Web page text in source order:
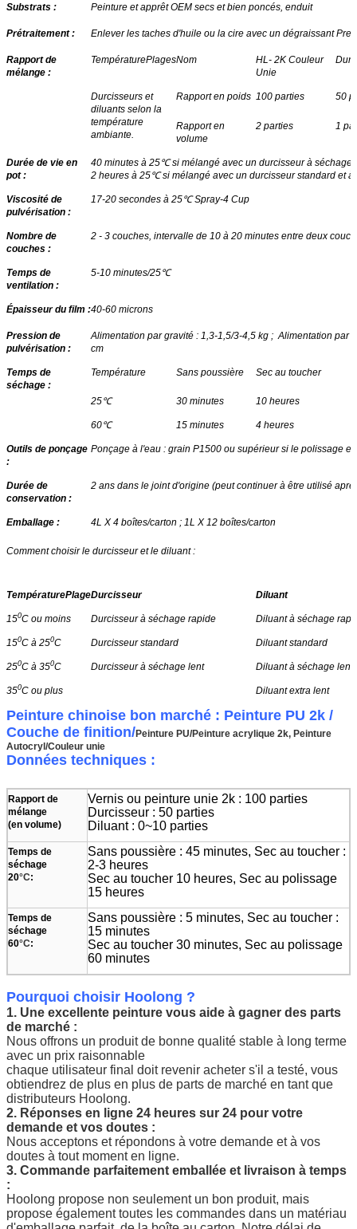
Substrats : Peinture et apprêt OEM secs et bien poncés, enduit
Prétraitement : Enlever les taches d'huile ou la cire avec un dégraissant
Rapport de
mélange :
TempératurePlagesNom
HL- 2K Couleur
Unie
Durcisseurs et
diluants selon la
température
ambiante.
Rapport en poids 100 parties 50
Rapport en
volume
2 parties 1
Durée de vie en
pot :
40 minutes à 25℃si mélangé avec un durcisseur à séchage
2 heures à 25℃si mélangé avec un durcisseur standard et à
Viscosité de
pulvérisation :
17-20 secondes à 25℃Spray-4 Cup
Nombre de
couches :
2 - 3 couches, intervalle de 10 à 20 minutes entre deux
Temps de
ventilation :
5-10 minutes/25℃
Épaisseur du film :40-60 microns
Pression de
pulvérisation :
Alimentation par gravité : 1,3-1,5/3-4,5 kg ; Alimentation par
cm
Temps de
séchage :
Température Sans poussière Sec au toucher
25℃ 30 minutes 10 heures
60℃ 15 minutes 4 heures
Outils de ponçage
:
Ponçage à l'eau : grain P1500 ou supérieur si le polissage
Durée de
conservation :
2 ans dans le joint d'origine (peut continuer à être utilisé
Emballage : 4L X 4 boîtes/carton ; 1L X 12 boîtes/carton
Comment choisir le durcisseur et le diluant :
TempératurePlageDurcisseur Diluant
150C ou moins Durcisseur à séchage rapide Diluant à séchage
150C à 250C Durcisseur standard Diluant standard
250C à 350C Durcisseur à séchage lent Diluant à séchage lent
350C ou plus Diluant extra lent
Peinture chinoise bon marché : Peinture PU 2k /
Couche de finition/Peinture PU/Peinture acrylique 2k, Peinture
Autocryl/Couleur unie
Données techniques :
Rapport de
mélange
(en volume)
Vernis ou peinture unie 2k : 100 parties
Durcisseur : 50 parties
Diluant : 0~10 parties
Temps de
séchage
20°C:
Sans poussière : 45 minutes, Sec au toucher :
2-3 heures
Sec au toucher 10 heures, Sec au polissage
15 heures
Temps de
séchage
60°C:
Sans poussière : 5 minutes, Sec au toucher :
15 minutes
Sec au toucher 30 minutes, Sec au polissage
60 minutes
Pourquoi choisir Hoolong ?
1. Une excellente peinture vous aide à gagner des parts
de marché :
Nous offrons un produit de bonne qualité stable à long terme
avec un prix raisonnable
chaque utilisateur final doit revenir acheter s'il a testé, vous
obtiendrez de plus en plus de parts de marché en tant que
distributeurs Hoolong.
2. Réponses en ligne 24 heures sur 24 pour votre
demande et vos doutes :
Nous acceptons et répondons à votre demande et à vos
doutes à tout moment en ligne.
3. Commande parfaitement emballée et livraison à temps
:
Hoolong propose non seulement un bon produit, mais
propose également toutes les commandes dans un matériau